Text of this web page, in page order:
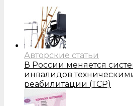
Авторские статьи
В России меняется
инвалидов
реабилитации (ТСР)